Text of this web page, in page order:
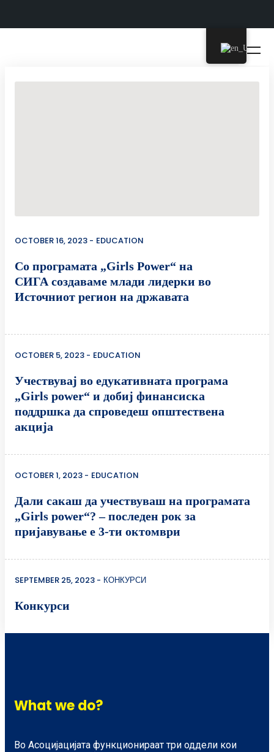
OCTOBER 16, 2023 EDUCATION
Со програмата „Girls Power“ на
СИГА создаваме млади лидерки во
Источниот регион на државата
OCTOBER 5, 2023 EDUCATION
Учествувај во едукативната програма
„Girls power“ и добиј финансиска
поддршка да спроведеш општествена
акција
OCTOBER 1, 2023 EDUCATION
Дали сакаш да учествуваш на програмата
„Girls power“? – последен рок за
пријавување е 3-ти октомври
SEPTEMBER 25, 2023 КОНКУРСИ
Конкурси
What we do?
Во Асоцијацијата функционираат три оддели кои